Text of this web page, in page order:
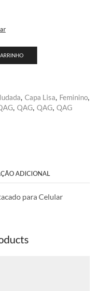
, Capa Lisa, Feminino,
, QAG, QAG, QAG
ADICIONAL
para Celular